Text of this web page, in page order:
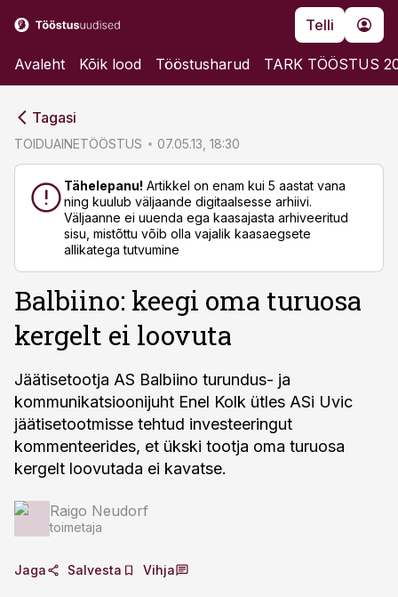
Telli
Avaleht Kõik lood Tööstusharud TARK TÖÖSTUS
Tagasi
TOIDUAINETÖÖSTUS 07.05.13, 18:30
Tähelepanu! Artikkel on enam kui 5 aastat vana
ning kuulub väljaande digitaalsesse arhiivi.
Väljaanne ei uuenda ega kaasajasta arhiveeritud
sisu, mistõttu võib olla vajalik kaasaegsete
allikatega tutvumine
Balbiino: keegi oma turuosa
kergelt ei loovuta
Jäätisetootja AS Balbiino turundus- ja
kommunikatsioonijuht Enel Kolk ütles ASi Uvic
jäätisetootmisse tehtud investeeringut
kommenteerides, et ükski tootja oma turuosa
kergelt loovutada ei kavatse.
Raigo Neudorf
toimetaja
Jaga Salvesta Vihja